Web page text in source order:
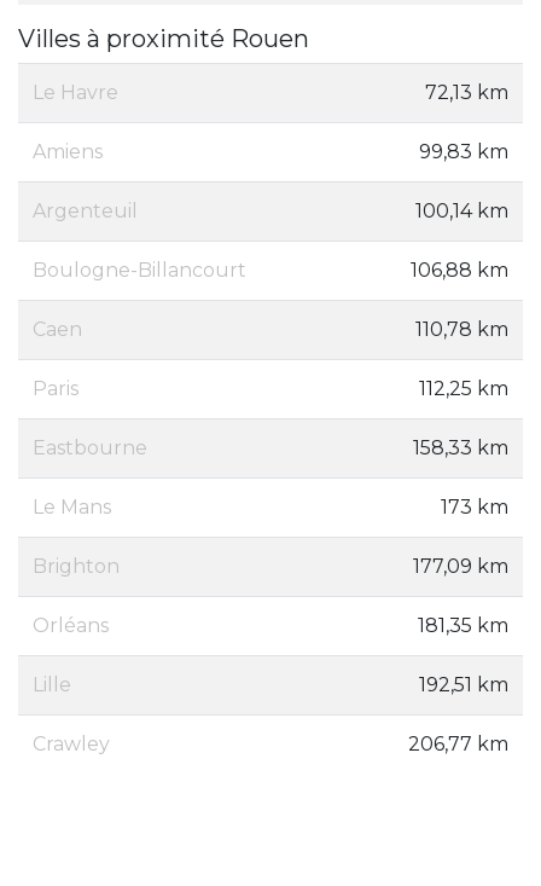
Villes à proximité Rouen
Le Havre 72,13 km
Amiens 99,83 km
Argenteuil 100,14 km
Boulogne-Billancourt 106,88 km
Caen 110,78 km
Paris 112,25 km
Eastbourne 158,33 km
Le Mans 173 km
Brighton 177,09 km
Orléans 181,35 km
Lille 192,51 km
Crawley 206,77 km